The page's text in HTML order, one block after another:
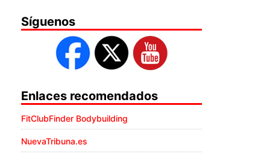
Síguenos
Enlaces recomendados
FitClubFinder Bodybuilding
NuevaTribuna.es